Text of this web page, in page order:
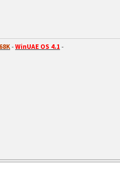
-WinUAE OS 4.1 -